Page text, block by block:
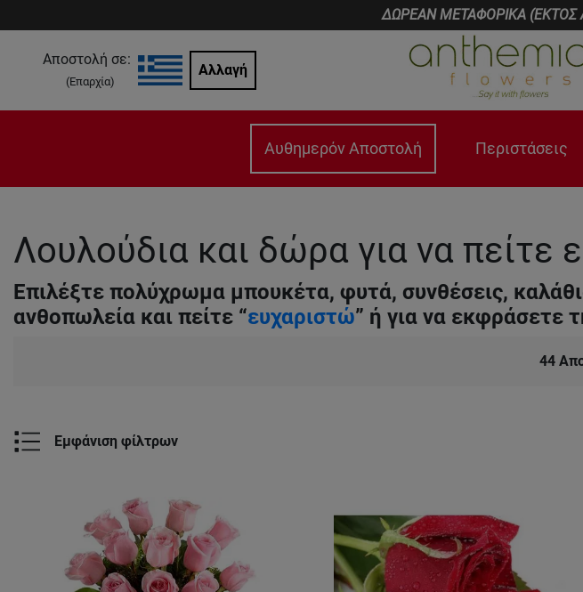
ΔΩΡΕΑΝ ΜΕΤΑΦΟΡΙΚΑ
Αποστολή σε:
(Επαρχία)
Αλλαγή
Αυθημερόν Αποστολή Περιστάσεις
Λουλούδια και δώρα για να πείτε
Επιλέξτε πολύχρωμα μπουκέτα, φυτά, συνθέσεις,
ανθοπωλεία και πείτε “ευχαριστώ” ή για να εκφράσετε
44
Εμφάνιση φίλτρων